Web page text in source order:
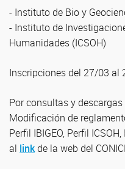
- Instituto de Bio y
- Instituto de
Humanidades (ICSOH)
Inscripciones del 27/03 al
Por consultas y
Modificación de
Perfil IBIGEO, Perfil
al linkde la web del